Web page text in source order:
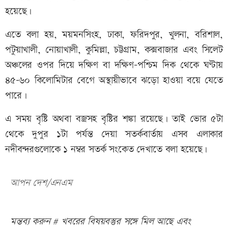
হয়েছে।
এতে বলা হয়, ময়মনসিংহ, ঢাকা, ফরিদপুর, খুলনা, বরিশাল,
পটুয়াখালী, নোয়াখালী, কুমিল্লা, চট্টগ্রাম, কক্সবাজার এবং সিলেট
অঞ্চলের ওপর দিয়ে দক্ষিণ বা দক্ষিণ-পশ্চিম দিক থেকে ঘণ্টায়
৪৫-৬০ কিলোমিটার বেগে অস্থায়ীভাবে ঝড়ো হাওয়া বয়ে যেতে
পারে।
এ সময় বৃষ্টি অথবা বজ্রসহ বৃষ্টির শঙ্কা রয়েছে। তাই ভোর ৫টা
থেকে দুপুর ১টা পর্যন্ত দেয়া সতর্কবার্তায় এসব এলাকার
নদীবন্দরগুলোকে ১ নম্বর সতর্ক সংকেত দেখাতে বলা হয়েছে।
আপন দেশ/এনএম
মন্তব্য করুন # খবরের বিষয়বস্তুর সঙ্গে মিল আছে এবং